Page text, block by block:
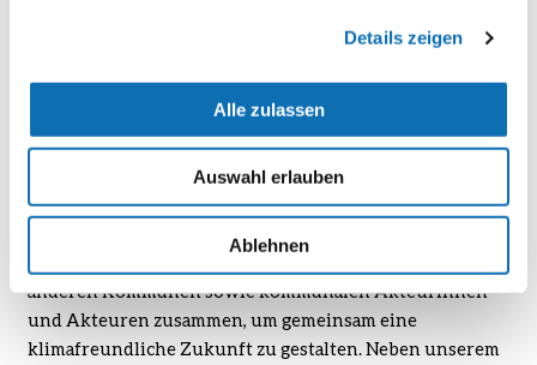
Details zeigen
Alle zulassen
Auswahl erlauben
Ablehnen
agentur@klimaschutz.de
Vernetzung und
Fachveranstaltungen
anderen Kommunen sowie kommunalen Akteurinnen
und Akteuren zusammen, um gemeinsam eine
klimafreundliche Zukunft zu gestalten. Neben unserem